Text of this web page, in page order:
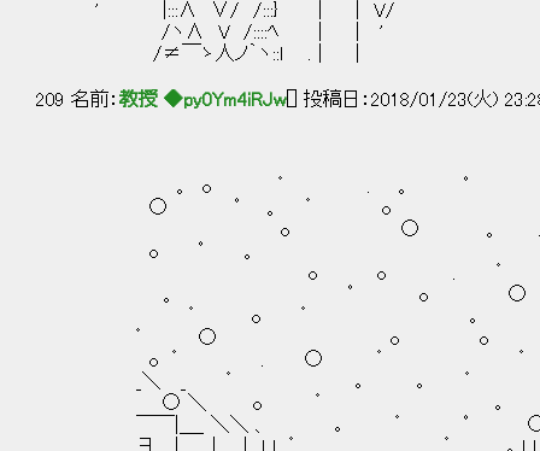
' |:::∧ ∨/ /:::} | | V/
/ヽ∧ V /::::ﾍ | | '
/≠￣ゝ人ノ｀ヽ::l . | |
209 名前： 教授 ◆py0Ym4iRJw[] 投稿日：2018/01/23(火)
。 o ゜ . 。 ﾟ
○ ﾟ 。 ゜ o
o ○ 。 .
o ﾟ 。 o
o o . ゜ ゜ ○ f´￣￣￣
。 ﾟ o ○ o ﾟ o
゜ o ゜ ｡ ○ ヽ＿＿＿
゜ ○ o o o
o ゜ . ○ ゜
_＼ _ ゜ ｡ ｡ ゜ o
○ ＼ o ゜ ｡
￣￣|＿_ ＼＼ 、 ｡ ゜ ﾟ ○／／｡